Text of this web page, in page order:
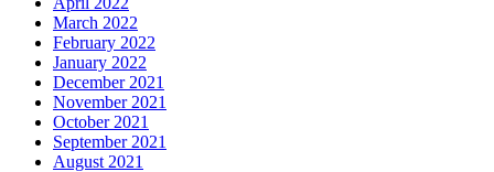
March 2022
February 2022
January 2022
December 2021
November 2021
October 2021
September 2021
August 2021